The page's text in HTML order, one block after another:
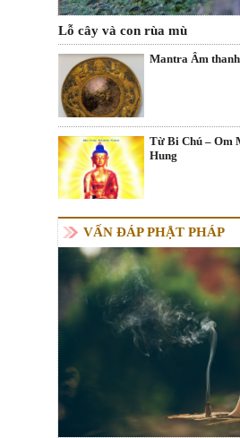
Lỗ cây và con rùa mù
Mantra Âm
Từ Bi Chú – Om
Hung
VẤN ĐÁP PHẬT PHÁP